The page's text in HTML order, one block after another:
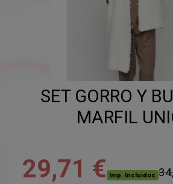
SET GORRO Y
MARFIL
29,71 € Imp. Incluidos